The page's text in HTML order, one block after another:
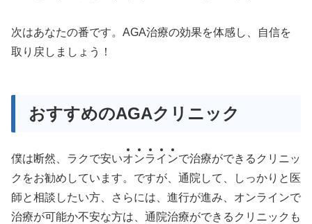
次はあなたの番です。AGA治療の効果を体感し、自信を
取り戻しましょう！
おすすめのAGAクリニック
僕は断然、ラクで安いオンライ ンで治療ができるクリニッ
クをお勧めしています。ですが、通院して、しっかりと医
師と相談したい方、さらには、進行が進み、オンラインで
治療が可能か不安な方は、通院治療ができるクリニックも